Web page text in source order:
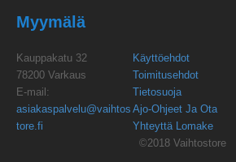
Myymälä
Kauppakatu 32
78200 Varkaus
E-mail:
asiakaspalvelu@vaihtos
tore.fi
Käyttöehdot
Toimitusehdot
Tietosuoja
Ajo-Ohjeet Ja Ota
Yhteyttä Lomake
©2018 Vaihtostore